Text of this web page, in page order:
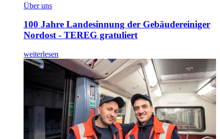
Über uns
100 Jahre Landesinnung der Gebäudereiniger
Nordost - TEREG gratuliert
weiterlesen